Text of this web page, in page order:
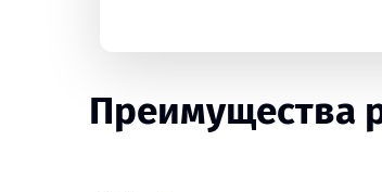
Преимущества